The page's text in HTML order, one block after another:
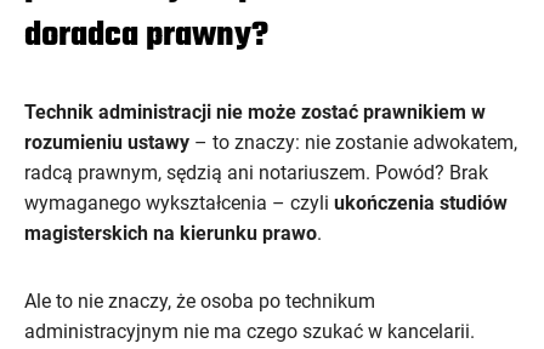
doradca prawny?
Technik administracji nie może zostać prawnikiem w
rozumieniu ustawy – to znaczy: nie zostanie adwokatem,
radcą prawnym, sędzią ani notariuszem. Powód? Brak
wymaganego wykształcenia – czyli ukończenia studiów
magisterskich na kierunku prawo.
Ale to nie znaczy, że osoba po technikum
administracyjnym nie ma czego szukać w kancelarii.